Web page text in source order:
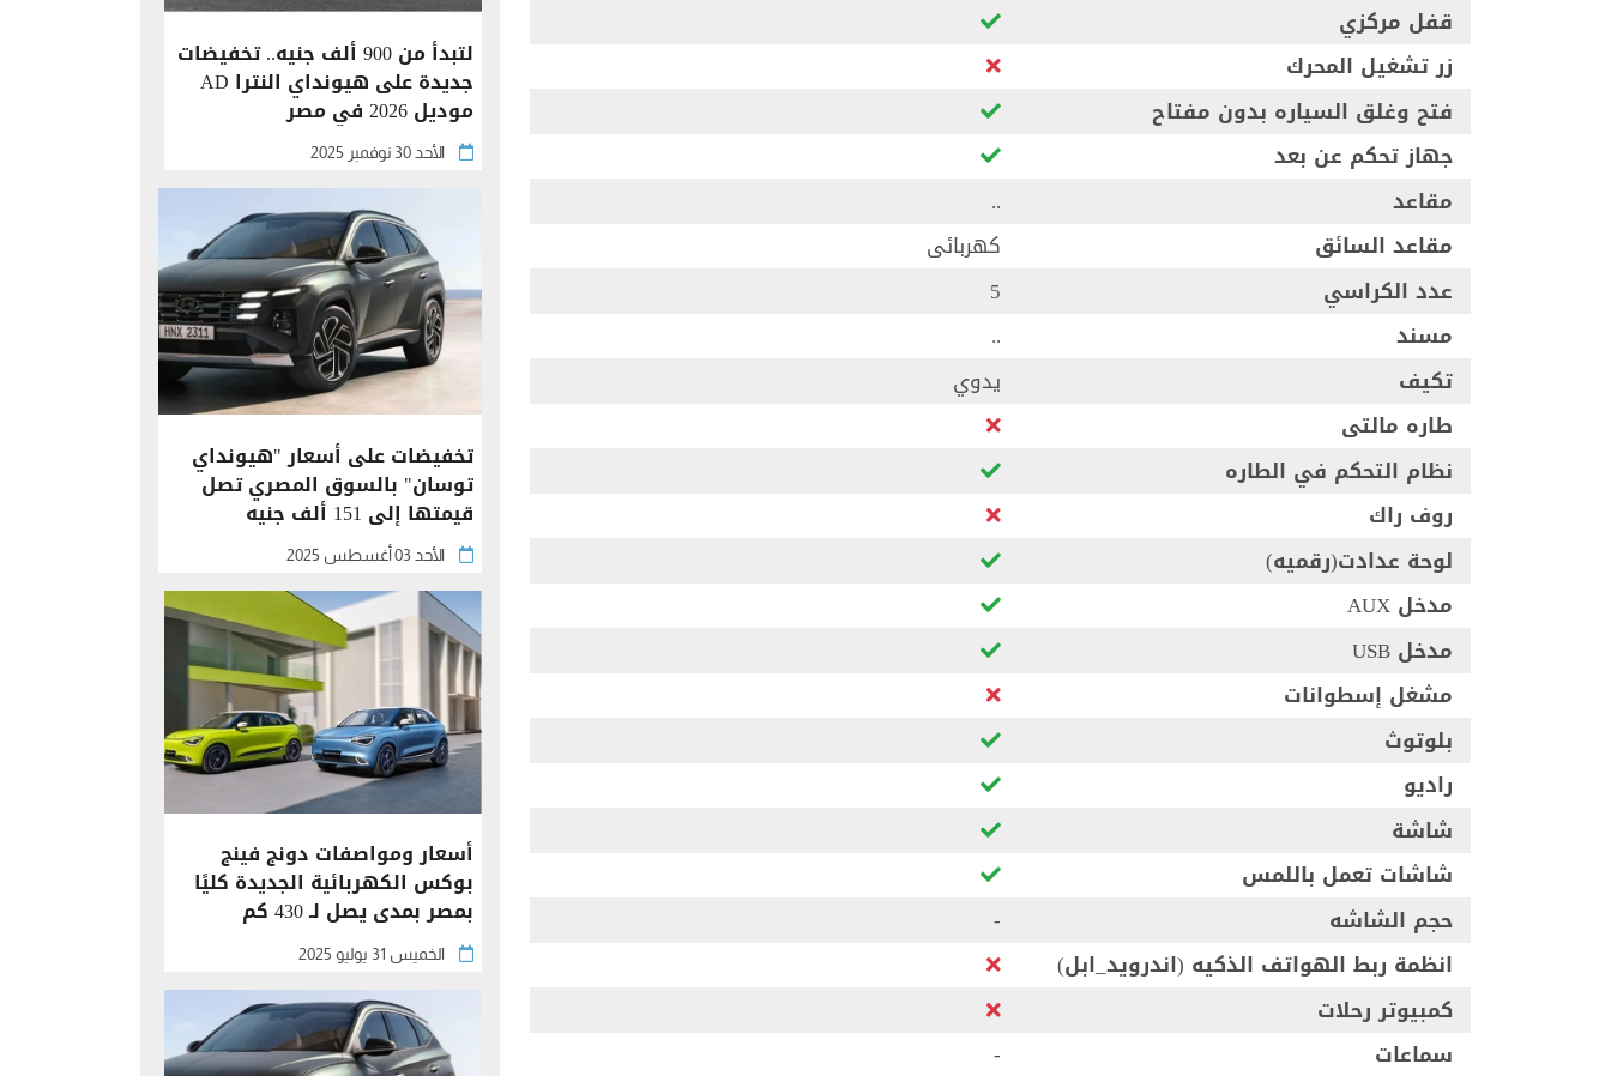
قفل مركزي
زر تشغيل المحرك
فتح وغلق السياره بدون مفتاح
جهاز تحكم عن بعد
مقاعد
..
مقاعد السائق
كهربائى
عدد الكراسي
5
مسند
..
تكيف
يدوي
طاره مالتى
نظام التحكم في الطاره
روف راك
لوحة عدادت(رقميه)
مدخل AUX
مدخل USB
مشغل إسطوانات
بلوتوث
راديو
شاشة
شاشات تعمل باللمس
حجم الشاشه
-
انظمة ربط الهواتف الذكيه (اندرويد_ابل)
كمبيوتر رحلات
سماعات
-
لتبدأ من 900 ألف جنيه.. تخفيضات
جديدة على هيونداي النترا AD
موديل 2026 في مصر
الأحد 30 نوفمبر 2025
تخفيضات على أسعار "هيونداي
توسان" بالسوق المصري تصل
قيمتها إلى 151 ألف جنيه
الأحد 03 أغسطس 2025
أسعار ومواصفات دونج فينج
بوكس الكهربائية الجديدة كليًا
بمصر بمدى يصل لـ 430 كم
الخميس 31 يوليو 2025